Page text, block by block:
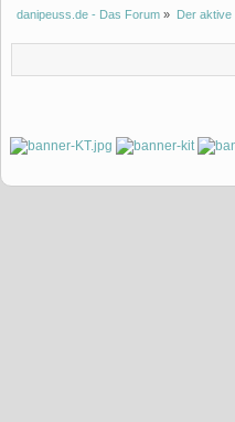
danipeuss.de - Das Forum » Der aktive